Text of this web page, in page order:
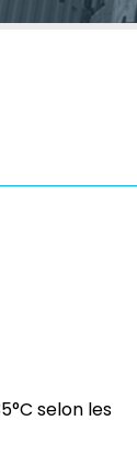
selon les